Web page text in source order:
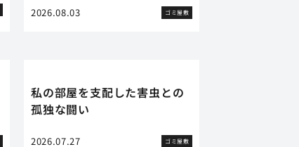
2026.08.03 ゴミ屋敷
私の部屋を支配した害虫との
孤独な闘い
2026.07.27 ゴミ屋敷